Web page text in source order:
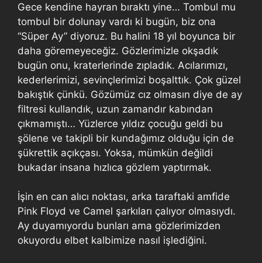
Gece kendine hayran bıraktı yine… Tombul mu
tombul bir dolunay vardı ki bugün, biz ona
“Süper Ay” diyoruz. Bu halini 18 yıl boyunca bir
daha göremeyeceğiz. Gözlerimizle okşadık
bugün onu, kraterlerinde zıpladık. Acılarımızı,
kederlerimizi, sevinçlerimizi boşalttık. Çok güzel
bakıştık çünkü. Gözümüz cız olmasın diye de ay
filtresi kullandık, uzun zamandır kabından
çıkmamıştı… Yüzlerce yıldız çocuğu geldi bu
şölene ve takipli bir kundağımız olduğu için de
şükrettik açıkçası. Yoksa, mümkün değildi
bukadar insana hızlıca gözlem yaptırmak.
İşin en can alıcı noktası, arka taraftaki amfide
Pink Floyd ve Camel şarkıları çalıyor olmasıydı.
Ay duyamıyordu bunları ama gözlerimizden
okuyordu elbet kalbimize nasıl işlediğini.